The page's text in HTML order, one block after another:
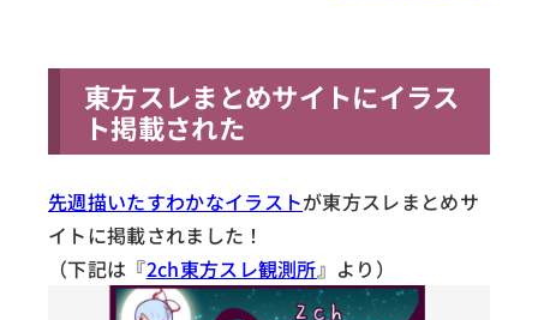
東方スレまとめサイトにイラス
ト掲載された
先週描いたすわかなイラストが東方スレまとめサ
イトに掲載されました！
（下記は『2ch東方スレ観測所』より）